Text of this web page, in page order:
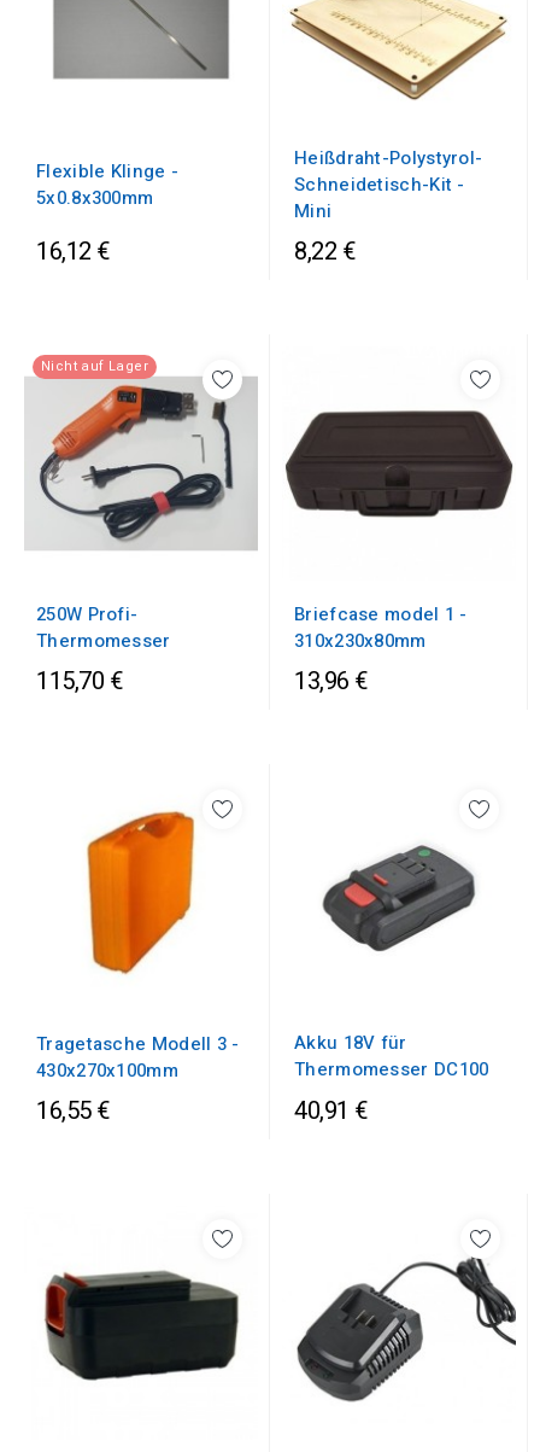
Flexible Klinge -
5x0.8x300mm
16,12 €
Heißdraht-Polystyrol-
Schneidetisch-Kit -
Mini
8,22 €
Nicht auf Lager
250W Profi-
Thermomesser
115,70 €
Briefcase model 1 -
310x230x80mm
13,96 €
Tragetasche Modell 3 -
430x270x100mm
16,55 €
Akku 18V für
Thermomesser DC100
40,91 €